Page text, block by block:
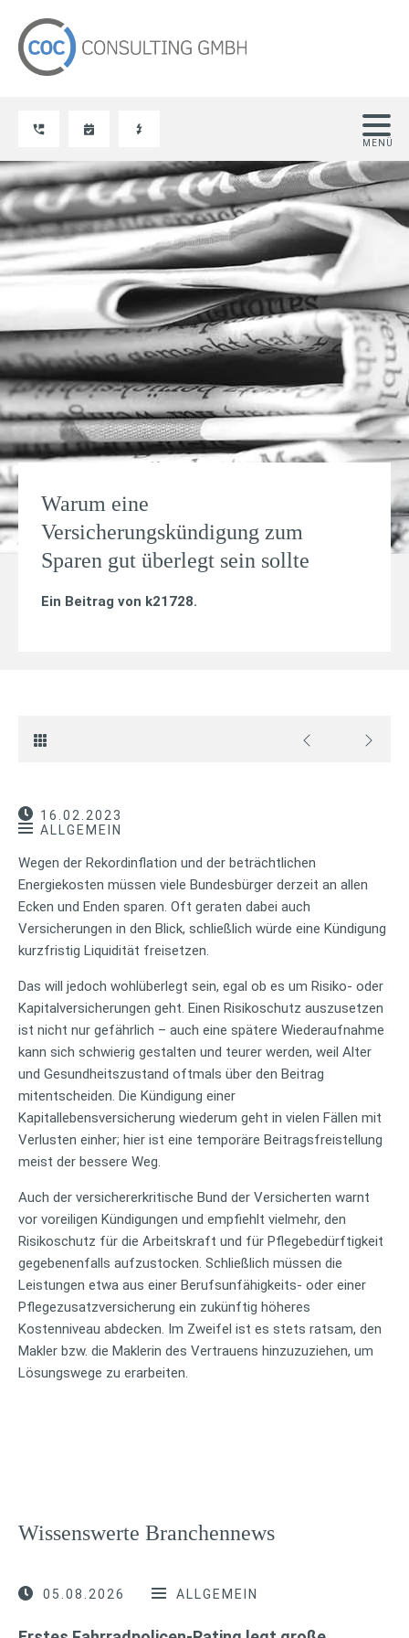
Warum eine
Versicherungskündigung zum
Sparen gut überlegt sein sollte
Ein Beitrag von k21728.
16.02.2023
ALLGEMEIN
Wegen der Rekordinflation und der beträchtlichen
Energiekosten müssen viele Bundesbürger derzeit an allen
Ecken und Enden sparen. Oft geraten dabei auch
Versicherungen in den Blick, schließlich würde eine Kündigung
kurzfristig Liquidität freisetzen.
Das will jedoch wohlüberlegt sein, egal ob es um Risiko- oder
Kapitalversicherungen geht. Einen Risikoschutz auszusetzen
ist nicht nur gefährlich – auch eine spätere Wiederaufnahme
kann sich schwierig gestalten und teurer werden, weil Alter
und Gesundheitszustand oftmals über den Beitrag
mitentscheiden. Die Kündigung einer
Kapitallebensversicherung wiederum geht in vielen Fällen mit
Verlusten einher; hier ist eine temporäre Beitragsfreistellung
meist der bessere Weg.
Auch der versichererkritische Bund der Versicherten warnt
vor voreiligen Kündigungen und empfiehlt vielmehr, den
Risikoschutz für die Arbeitskraft und für Pflegebedürftigkeit
gegebenenfalls aufzustocken. Schließlich müssen die
Leistungen etwa aus einer Berufsunfähigkeits- oder einer
Pflegezusatzversicherung ein zukünftig höheres
Kostenniveau abdecken. Im Zweifel ist es stets ratsam, den
Makler bzw. die Maklerin des Vertrauens hinzuzuziehen, um
Lösungswege zu erarbeiten.
Wissenswerte Branchennews
05.08.2026 ALLGEMEIN